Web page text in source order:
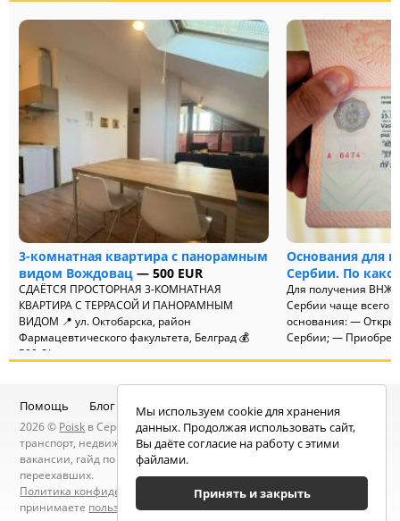
3-комнатная квартира с панорамным
видом Вождовац— 500 EUR
СДАЁТСЯ ПРОСТОРНАЯ 3-КОМНАТНАЯ
КВАРТИРА С ТЕРРАСОЙ И ПАНОРАМНЫМ
ВИДОМ 📍 ул. Октобарска, район
Фармацевтического факультета, Белград 💰
500 €/мес ✨...
Основания для
Сербии. По
Для получения ВНЖ
Сербии чаще всего
основания: —
Сербии; —
Помощь Блог Telegram-канал Чат
2026 © Poisk в Сербии — услуги специалистов, объявления:
транспорт, недвижимость, электроника, мебель, работа и
вакансии, гайд по Сербии, статьи, новости, посты людей, карта
переехавших.
Политика конфиденциальности
. Находясь на сайте вы
принимаете пользовательское соглашение.
Мы используем cookie для хранения
данных. Продолжая использовать сайт,
Вы даёте согласие на работу с этими
файлами.
Принять и закрыть